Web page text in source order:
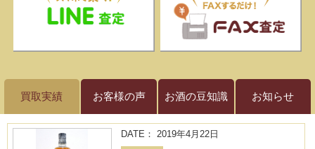
買取実績 お客様の声 お酒の豆知識 お知らせ
DATE： 2019年4月22日